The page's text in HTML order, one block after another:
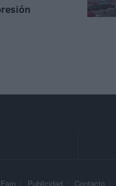
Publicidad Contacto